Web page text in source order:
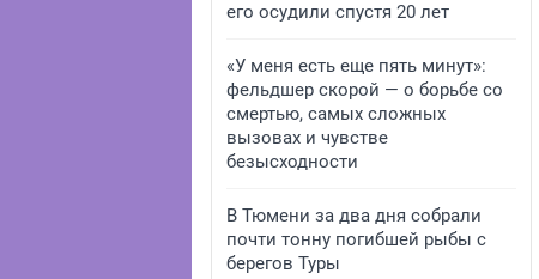
его осудили спустя 20 лет
«У меня есть еще пять минут»:
фельдшер скорой — о борьбе со
смертью, самых сложных
вызовах и чувстве
безысходности
В Тюмени за два дня собрали
почти тонну погибшей рыбы с
берегов Туры